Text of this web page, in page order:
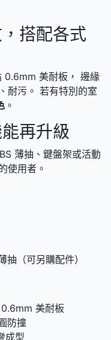
搭配各式
0.6mm 美耐板， 邊緣
耐污。 若有特別的室
。
再升級
薄抽、鍵盤架或活動
使用者。
（可另購配件）
美耐板
防撞
成型